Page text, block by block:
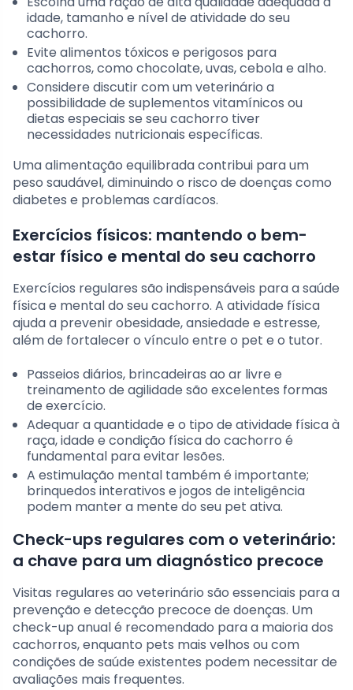
idade, tamanho e nível de atividade do seu
cachorro.
Evite alimentos tóxicos e perigosos para
cachorros, como chocolate, uvas, cebola e alho.
Considere discutir com um veterinário a
possibilidade de suplementos vitamínicos ou
dietas especiais se seu cachorro tiver
necessidades nutricionais específicas.
Uma alimentação equilibrada contribui para um
peso saudável, diminuindo o risco de doenças como
diabetes e problemas cardíacos.
Exercícios físicos: mantendo o bem-
estar físico e mental do seu cachorro
Exercícios regulares são indispensáveis para a saúde
física e mental do seu cachorro. A atividade física
ajuda a prevenir obesidade, ansiedade e estresse,
além de fortalecer o vínculo entre o pet e o tutor.
Passeios diários, brincadeiras ao ar livre e
treinamento de agilidade são excelentes formas
de exercício.
Adequar a quantidade e o tipo de atividade física à
raça, idade e condição física do cachorro é
fundamental para evitar lesões.
A estimulação mental também é importante;
brinquedos interativos e jogos de inteligência
podem manter a mente do seu pet ativa.
Check-ups regulares com o veterinário:
a chave para um diagnóstico precoce
Visitas regulares ao veterinário são essenciais para a
prevenção e detecção precoce de doenças. Um
check-up anual é recomendado para a maioria dos
cachorros, enquanto pets mais velhos ou com
condições de saúde existentes podem necessitar de
avaliações mais frequentes.